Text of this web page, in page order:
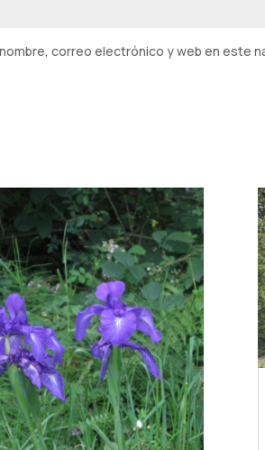
correo electrónico y web en este